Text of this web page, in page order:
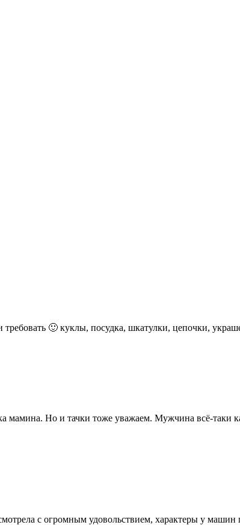
требовать 🙂 куклы, посудка, шкатулки, цепочки,
мамина. Но и тачки тоже уважаем. Мужчина всё-таки
с огромным удовольствием, характеры у машин